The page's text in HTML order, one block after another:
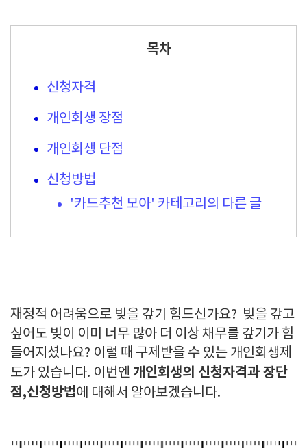
목차
신청자격
개인회생 장점
개인회생 단점
신청방법
'카드추천 모아' 카테고리의 다른 글
재정적 어려움으로 빚을 갚기 힘드신가요? 빚을 갚고
싶어도 빚이 이미 너무 많아 더 이상 채무를 갚기가 힘
들어지셨나요? 이럴 때 구제받을 수 있는 개인회생제
도가 있습니다. 이번엔 개인회생의 신청자격과 장단
점,신청방법에 대해서 알아보겠습니다.